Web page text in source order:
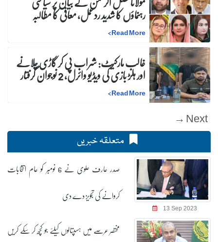
رہنماؤں کا شدید ردعمل، معافی کا مطالبہ
Read More
>
غالب مارکیٹ: شراب پی کر گاڑی چلانے
اور ہلڑ بازی کی ویڈیو وائرل، 2 نوجوان گرفتار
Read More
>
Next →
متعلقہ خبریں
13 Sep 2023
صدر عارف علوی نے 6 نومبر کو عام انتخابات
کروانے کی تجویز دے دی
مختصر عرصے میں ہسپتالوں کیلئے جو کچھ کر سکے کریں